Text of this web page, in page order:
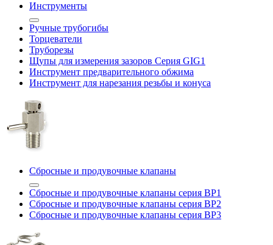
Инструменты
Ручные трубогибы
Торцеватели
Труборезы
Щупы для измерения зазоров Cерия GIG1
Инструмент предварительного обжима
Инструмент для нарезания резьбы и конуса
Сбросные и продувочные клапаны
Сбросные и продувочные клапаны серия BP1
Сбросные и продувочные клапаны серия BP2
Сбросные и продувочные клапаны серия BP3